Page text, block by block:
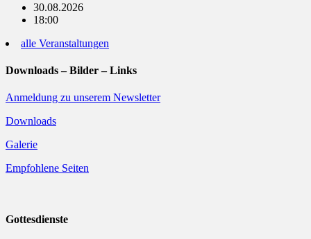
30.08.2026
18:00
alle Veranstaltungen
Downloads – Bilder – Links
Anmeldung zu unserem Newsletter
Downloads
Galerie
Empfohlene Seiten
Gottesdienste